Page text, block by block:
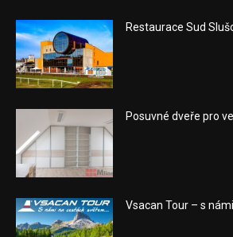
Restaurace Sud
Posuvné dveře pro
Vsacan Tour – s